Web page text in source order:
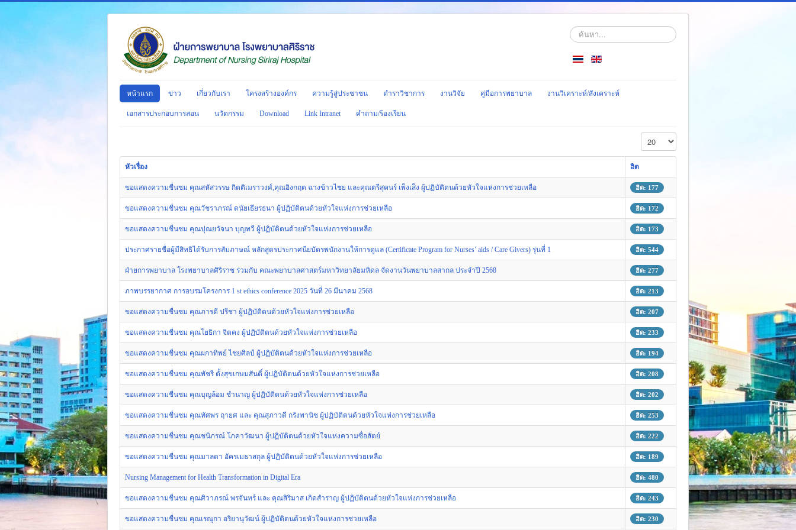
ค้นหา...
หน้าแรก ข่าว เกี่ยวกับเรา โครงสร้างองค์กร ความรู้สู่ประชาชน ตำราวิชาการ งานวิจัย คู่มือการพยาบาล งานวิเคราะห์/สังเคราะห์
เอกสารประกอบการสอน นวัตกรรม Download Link Intranet คำถาม/ร้องเรียน
แสดง #
หัวเรื่อง ฮิต
ขอแสดงความชื่นชม คุณสหัสวรรษ กิตติเมราวงศ์,คุณอิงกฤต ฉางข้าวไชย และคุณตรีสุคนร์ เพ็งเส็ง ผู้ปฏิบัติตนด้วยหัวใจแห่งการช่วยเหลือ ฮิต: 177
ขอแสดงความชื่นชม คุณวัชราภรณ์ ดนัยเธียรธนา ผู้ปฏิบัติตนด้วยหัวใจแห่งการช่วยเหลือ ฮิต: 172
ขอแสดงความชื่นชม คุณปุณยวัจนา บุญทวี ผู้ปฏิบัติตนด้วยหัวใจแห่งการช่วยเหลือ ฮิต: 173
ประกาศรายชื่อผู้มีสิทธิได้รับการสัมภาษณ์ หลักสูตรประกาศนียบัตรพนักงานให้การดูแล (Certificate Program for Nurses’ aids / Care Givers) รุ่นที่ 1 ฮิต: 544
ฝ่ายการพยาบาล โรงพยาบาลศิริราช ร่วมกับ คณะพยาบาลศาสตร์มหาวิทยาลัยมหิดล จัดงานวันพยาบาลสากล ประจำปี 2568 ฮิต: 277
ภาพบรรยากาศ การอบรมโครงการ 1 st ethics conference 2025 วันที่ 26 มีนาคม 2568 ฮิต: 213
ขอแสดงความชื่นชม คุณภารดี ปรีชา ผู้ปฏิบัติตนด้วยหัวใจแห่งการช่วยเหลือ ฮิต: 207
ขอแสดงความชื่นชม คุณโยธิกา จิตคง ผู้ปฏิบัติตนด้วยหัวใจแห่งการช่วยเหลือ ฮิต: 233
ขอแสดงความชื่นชม คุณผกาทิพย์ ไชยศิลป์ ผู้ปฏิบัติตนด้วยหัวใจแห่งการช่วยเหลือ ฮิต: 194
ขอแสดงความชื่นชม คุณพัชรี ตั้งสุขเกษมสันติ์ ผู้ปฏิบัติตนด้วยหัวใจแห่งการช่วยเหลือ ฮิต: 208
ขอแสดงความชื่นชม คุณบุญล้อม ชำนาญ ผู้ปฏิบัติตนด้วยหัวใจแห่งการช่วยเหลือ ฮิต: 202
ขอแสดงความชื่นชม คุณทัศพร ฤายศ และ คุณสุภาวดี กรังพานิช ผู้ปฏิบัติตนด้วยหัวใจแห่งการช่วยเหลือ ฮิต: 253
ขอแสดงความชื่นชม คุณชนิภรณ์ โภคาวัฒนา ผู้ปฏิบัติตนด้วยหัวใจแห่งความซื่อสัตย์ ฮิต: 222
ขอแสดงความชื่นชม คุณมาลดา อัครเมธาสกุล ผู้ปฏิบัติตนด้วยหัวใจแห่งการช่วยเหลือ ฮิต: 189
Nursing Management for Health Transformation in Digital Era ฮิต: 480
ขอแสดงความชื่นชม คุณศิวาภรณ์ พรจันทร์ และ คุณสิริมาส เกิดสำราญ ผู้ปฏิบัติตนด้วยหัวใจแห่งการช่วยเหลือ ฮิต: 243
ขอแสดงความชื่นชม คุณเรณุกา อริยานุวัฒน์ ผู้ปฏิบัติตนด้วยหัวใจแห่งการช่วยเหลือ ฮิต: 230